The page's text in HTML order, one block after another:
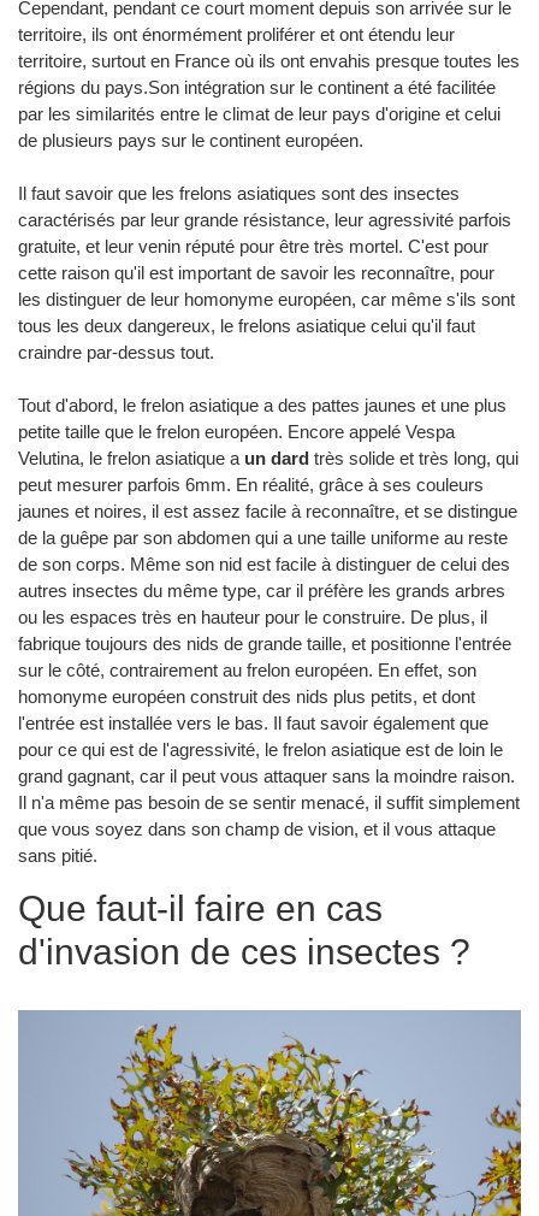
Cependant, pendant ce court moment depuis son arrivée sur le
territoire, ils ont énormément proliférer et ont étendu leur
territoire, surtout en France où ils ont envahis presque toutes les
régions du pays.Son intégration sur le continent a été facilitée
par les similarités entre le climat de leur pays d'origine et celui
de plusieurs pays sur le continent européen.
Il faut savoir que les frelons asiatiques sont des insectes
caractérisés par leur grande résistance, leur agressivité parfois
gratuite, et leur venin réputé pour être très mortel. C'est pour
cette raison qu'il est important de savoir les reconnaître, pour
les distinguer de leur homonyme européen, car même s'ils sont
tous les deux dangereux, le frelons asiatique celui qu'il faut
craindre par-dessus tout.
Tout d'abord, le frelon asiatique a des pattes jaunes et une plus
petite taille que le frelon européen. Encore appelé Vespa
Velutina, le frelon asiatique a un dard très solide et très long, qui
peut mesurer parfois 6mm. En réalité, grâce à ses couleurs
jaunes et noires, il est assez facile à reconnaître, et se distingue
de la guêpe par son abdomen qui a une taille uniforme au reste
de son corps. Même son nid est facile à distinguer de celui des
autres insectes du même type, car il préfère les grands arbres
ou les espaces très en hauteur pour le construire. De plus, il
fabrique toujours des nids de grande taille, et positionne l'entrée
sur le côté, contrairement au frelon européen. En effet, son
homonyme européen construit des nids plus petits, et dont
l'entrée est installée vers le bas. Il faut savoir également que
pour ce qui est de l'agressivité, le frelon asiatique est de loin le
grand gagnant, car il peut vous attaquer sans la moindre raison.
Il n'a même pas besoin de se sentir menacé, il suffit simplement
que vous soyez dans son champ de vision, et il vous attaque
sans pitié.
Que faut-il faire en cas
d'invasion de ces insectes ?